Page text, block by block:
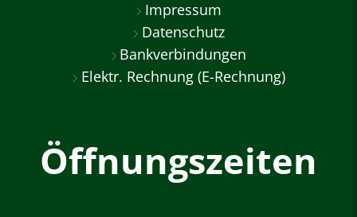
Impressum
Datenschutz
Bankverbindungen
Elektr. Rechnung (E-Rechnung)
Öffnungszeiten